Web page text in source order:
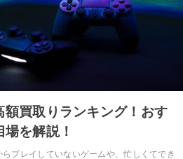
額買取りランキング！おす
を解説！
らプレイしていないゲームや、忙しくてでき